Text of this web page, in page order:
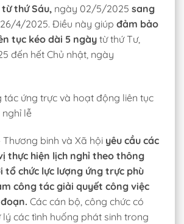
thứ Sáu, ngày 02/5/2025 sang
26/4/2025. Điều này giúp đảm bảo
tục kéo dài 5 ngày từ thứ Tư,
đến hết Chủ nhật, ngày
tác ứng trực và hoạt động liên tục
lễ
binh và Xã hội yêu cầu các
thực hiện lịch nghỉ theo thông
tổ chức lực lượng ứng trực phù
công tác giải quyết công việc
Các cán bộ, công chức có
các tình huống phát sinh trong